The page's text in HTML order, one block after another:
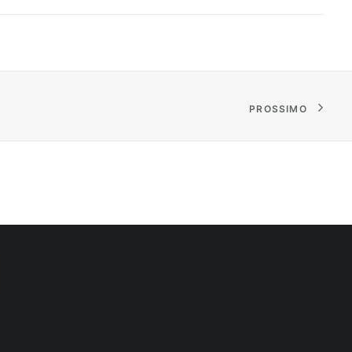
PROSSIMO